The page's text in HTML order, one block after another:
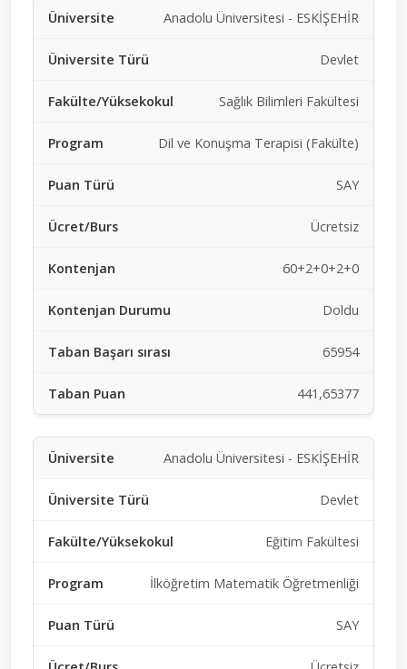
Anadolu Üniversitesi - ESKİŞEHİR
Devlet
Sağlık Bilimleri Fakültesi
Dil ve Konuşma Terapisi (Fakülte)
SAY
Ücretsiz
60+2+0+2+0
Doldu
65954
441,65377
Anadolu Üniversitesi - ESKİŞEHİR
Devlet
Eğitim Fakültesi
İlköğretim Matematik Öğretmenliği
SAY